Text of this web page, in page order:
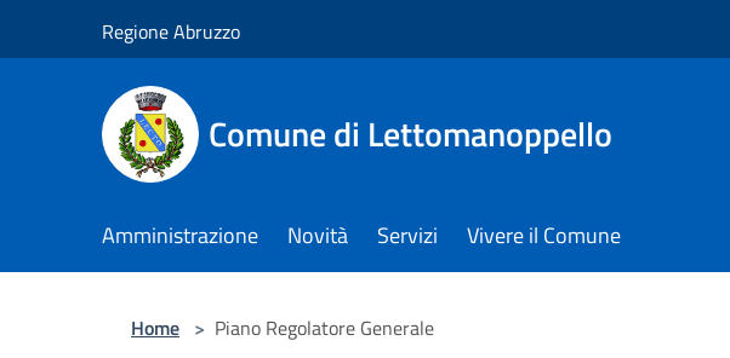
Regione Abruzzo
Comune di Lettomanoppello
Amministrazione Novità Servizi Vivere il Comune
Home > Piano Regolatore Generale